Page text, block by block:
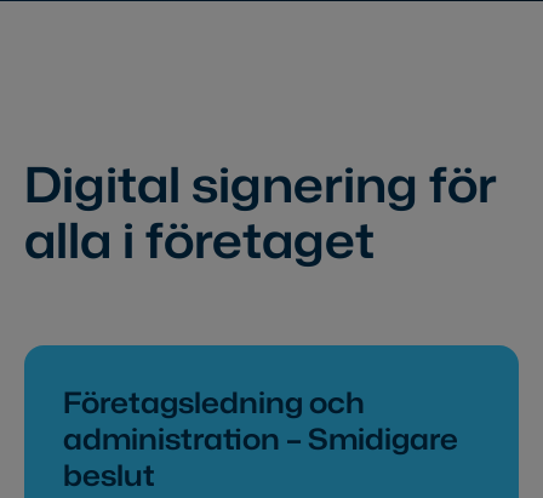
Digital signering för
alla i företaget
Företagsledning och
administration – Smidigare
beslut